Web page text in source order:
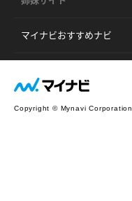
マイナビおすすめナビ
Copyright © Mynavi Corporation